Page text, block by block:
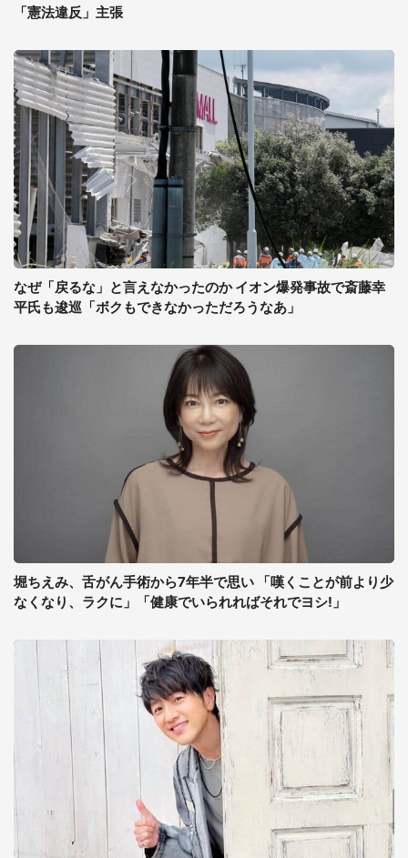
「憲法違反」主張
なぜ「戻るな」と言えなかったのか イオン爆発事故で斎藤幸
平氏も逡巡「ボクもできなかっただろうなあ」
堀ちえみ、舌がん手術から7年半で思い 「嘆くことが前より少
なくなり、ラクに」「健康でいられればそれでヨシ!」